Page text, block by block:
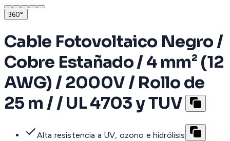
360°
Cable Fotovoltaico Negro /
Cobre Estañado / 4 mm² (12
AWG) / 2000V / Rollo de
25 m / / UL 4703 y TUV
Alta resistencia a UV, ozono e hidrólisis